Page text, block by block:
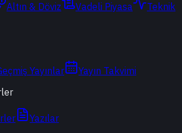
Altın & Döviz Vadeli Piyasa
Teknik
Yayınlar
Yayın Takvimi
Yazılar